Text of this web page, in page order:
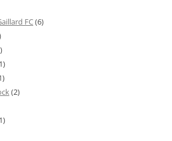
FC(6)
(2)